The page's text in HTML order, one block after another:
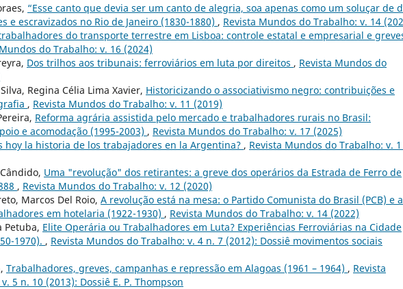
“Esse canto que devia ser um canto de alegria, soa apenas como um soluçar de
e escravizados no Rio de Janeiro (1830-1880) , Revista Mundos do Trabalho: v. 14
do transporte terrestre em Lisboa: controle estatal e empresarial e
do Trabalho: v. 16 (2024)
Dos trilhos aos tribunais: ferroviários em luta por direitos , Revista Mundos do
Regina Célia Lima Xavier, Historicizando o associativismo negro: contribuições e
, Revista Mundos do Trabalho: v. 11 (2019)
Reforma agrária assistida pelo mercado e trabalhadores rurais no Brasil:
e acomodação (1995-2003) , Revista Mundos do Trabalho: v. 17 (2025)
hoy la historia de los trabajadores en la Argentina? , Revista Mundos do Trabalho: v.
Uma "revolução" dos retirantes: a greve dos operários da Estrada de Ferro de
, Revista Mundos do Trabalho: v. 12 (2020)
Marcos Del Roio, A revolução está na mesa: o Partido Comunista do Brasil (PCB) e a
em hotelaria (1922-1930) , Revista Mundos do Trabalho: v. 14 (2022)
Petuba, Elite Operária ou Trabalhadores em Luta? Experiências Ferroviárias na Cidade
1970). , Revista Mundos do Trabalho: v. 4 n. 7 (2012): Dossiê movimentos sociais
Trabalhadores, greves, campanhas e repressão em Alagoas (1961 – 1964) , Revista
5 n. 10 (2013): Dossiê E. P. Thompson